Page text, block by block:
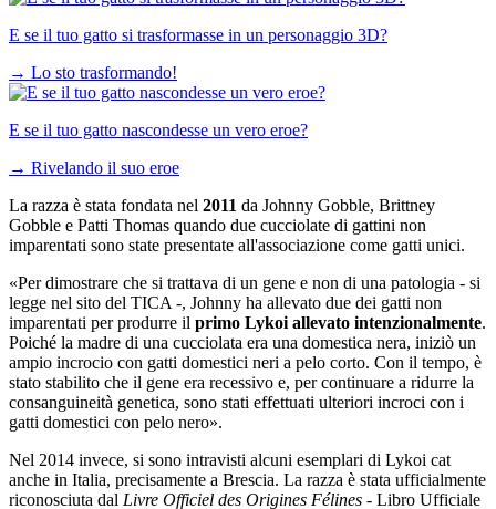
E se il tuo gatto si trasformasse in un personaggio 3D?
→ Lo sto trasformando!
E se il tuo gatto nascondesse un vero eroe?
→ Rivelando il suo eroe
La razza è stata fondata nel 2011 da Johnny Gobble, Brittney
Gobble e Patti Thomas quando due cucciolate di gattini non
imparentati sono state presentate all'associazione come gatti unici.
«Per dimostrare che si trattava di un gene e non di una patologia - si
legge nel sito del TICA -, Johnny ha allevato due dei gatti non
imparentati per produrre il primo Lykoi allevato intenzionalmente.
Poiché la madre di una cucciolata era una domestica nera, iniziò un
ampio incrocio con gatti domestici neri a pelo corto. Con il tempo, è
stato stabilito che il gene era recessivo e, per continuare a ridurre la
consanguineità genetica, sono stati effettuati ulteriori incroci con i
gatti domestici con pelo nero».
Nel 2014 invece, si sono intravisti alcuni esemplari di Lykoi cat
anche in Italia, precisamente a Brescia. La razza è stata ufficialmente
riconosciuta dal Livre Officiel des Origines Félines - Libro Ufficiale